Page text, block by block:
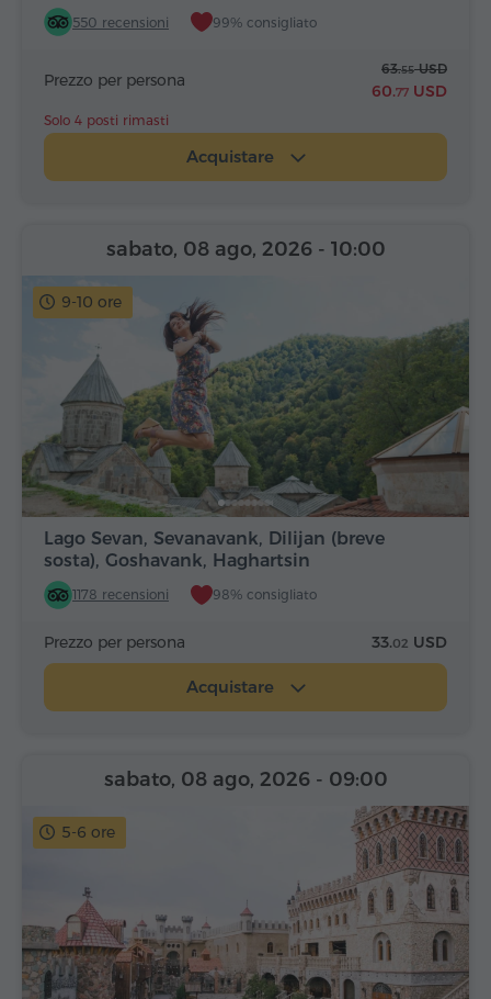
550 recensioni 99% consigliato
Prezzo per persona
63.55USD
60.77 USD
Solo 4 posti rimasti
Acquistare
9-10 ore
Lago Sevan, Sevanavank, Dilijan (breve
sosta), Goshavank, Haghartsin
1178 recensioni 98% consigliato
sabato, 08 ago, 2026 - 10:00
Prezzo per persona 33.02 USD
Acquistare
5-6 ore
sabato, 08 ago, 2026 - 09:00